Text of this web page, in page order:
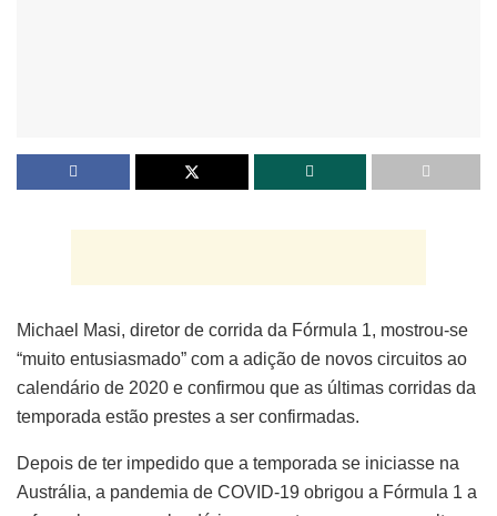
Michael Masi, diretor de corrida da Fórmula 1, mostrou-se
“muito entusiasmado” com a adição de novos circuitos ao
calendário de 2020 e confirmou que as últimas corridas da
temporada estão prestes a ser confirmadas.
Depois de ter impedido que a temporada se iniciasse na
Austrália, a pandemia de COVID-19 obrigou a Fórmula 1 a